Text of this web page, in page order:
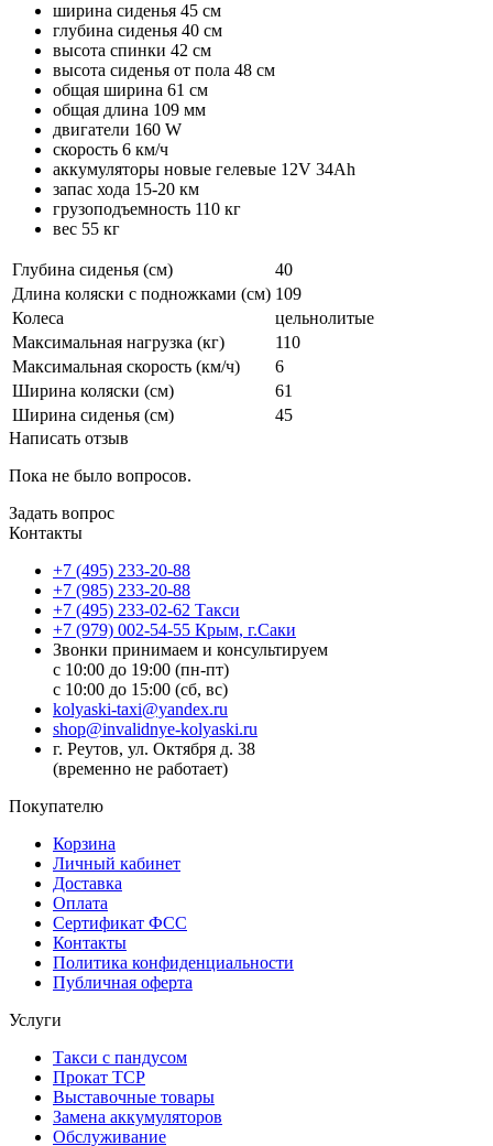
ширина сиденья 45 см
глубина сиденья 40 см
высота спинки 42 см
высота сиденья от пола 48 см
общая ширина 61 см
общая длина 109 мм
двигатели 160 W
скорость 6 км/ч
аккумуляторы новые гелевые 12V 34Ah
запас хода 15-20 км
грузоподъемность 110 кг
вес 55 кг
Глубина сиденья (см)
40
Длина коляски с подножками (см) 109
Колеса
цельнолитые
Максимальная нагрузка (кг)
110
Максимальная скорость (км/ч)
6
Ширина коляски (см)
61
Ширина сиденья (см)
45
Написать отзыв
Пока не было вопросов.
Задать вопрос
Контакты
+7 (495) 233-20-88
+7 (985) 233-20-88
+7 (495) 233-02-62 Такси
+7 (979) 002-54-55 Крым, г.Саки
Звонки принимаем и консультируем
с 10:00 до 19:00 (пн-пт)
с 10:00 до 15:00 (сб, вс)
kolyaski-taxi@yandex.ru
shop@invalidnye-kolyaski.ru
г. Реутов, ул. Октября д. 38
(временно не работает)
Покупателю
Корзина
Личный кабинет
Доставка
Оплата
Сертификат ФСС
Контакты
Политика конфиденциальности
Публичная оферта
Услуги
Такси с пандусом
Прокат ТСР
Выставочные товары
Замена аккумуляторов
Обслуживание